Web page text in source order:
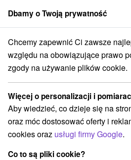
członek grupySorger
Apartmány Východné Slovensko
Najlepsze opinie
Kategorie
Wszystkie kategorie
Hotele na
Apartmány(6) Chaty na prenájom
Penzióny (2) Priváty(2)
Dbamy o Twoją prywatność
Chcemy zapewnić Ci zawsze
względu na obowiązujące prawo
zgody na używanie plików cookie.
Więcej o personalizacji i
Aby wiedzieć, co dzieje się na
oraz móc dostosować oferty i
cookies oraz usługi firmy Google.
Co to są pliki cookie?